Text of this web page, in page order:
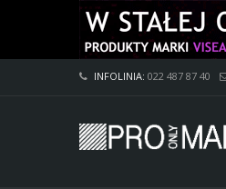
INFOLINIA: 022 487 87 40